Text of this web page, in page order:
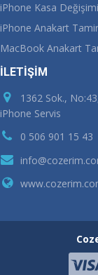
iPhone Kasa Değişimi
iPhone Anakart
MacBook Anakart
İLETİŞİM
1362 Sok.,
iPhone Servis
0 506 901 15 43